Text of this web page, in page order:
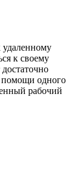
удаленному
к своему
помощи одного
рабочий